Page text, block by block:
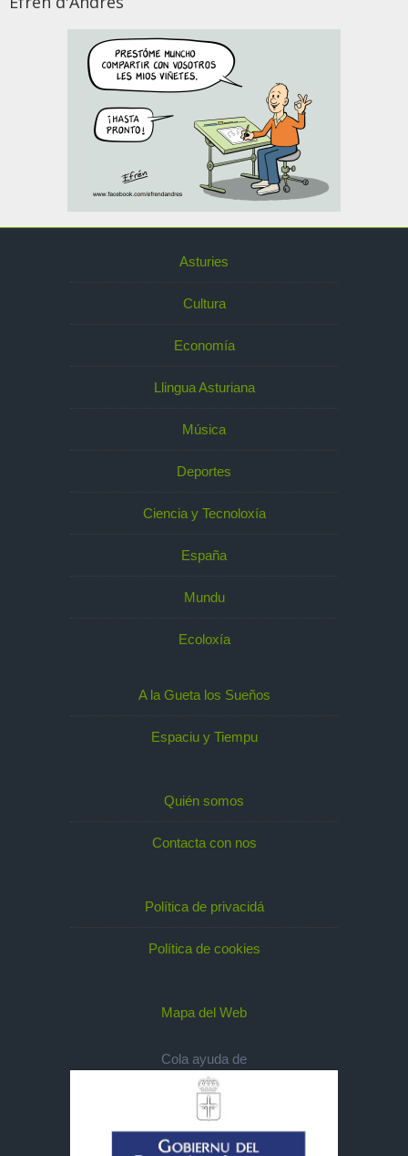
Asturies
Cultura
Economía
Llingua Asturiana
Música
Deportes
Ciencia y Tecnoloxía
España
Mundu
Ecoloxía
A la Gueta los Sueños
Espaciu y Tiempu
Quién somos
Contacta con nos
Política de privacidá
Política de cookies
Mapa del Web
Cola ayuda de